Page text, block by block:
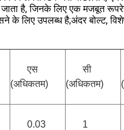
है, जिनके लिए एक मजबूत
लिए उपलब्ध है;अंदर बोल्ट,
एस
(अधिकतम)
सी
(अधिकतम)
0.03 1